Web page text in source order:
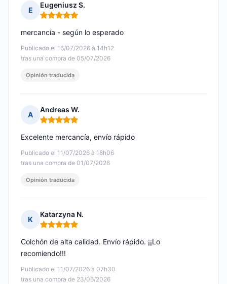
E
Eugeniusz S.
Nota: 5 de 5
Publicado el 16/07/2026 à 14h12
tras una compra de 05/07/2026
mercancía - según lo esperado
Opinión traducida
A
Andreas W.
Nota: 5 de 5
Publicado el 11/07/2026 à 18h06
tras una compra de 01/07/2026
Excelente mercancía, envío rápido
Opinión traducida
K
Katarzyna N.
Nota: 5 de 5
Publicado el 11/07/2026 à 07h30
tras una compra de 23/06/2026
Colchón de alta calidad. Envío rápido. ¡¡Lo
recomiendo!!!